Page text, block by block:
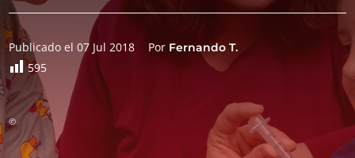
Publicado el 07 Jul 2018 Por Fernando T.
595
©